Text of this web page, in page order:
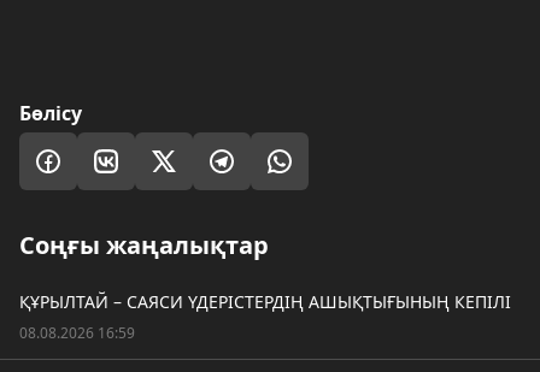
Бөлісу
Соңғы жаңалықтар
ҚҰРЫЛТАЙ – САЯСИ ҮДЕРІСТЕРДІҢ АШЫҚТЫҒЫНЫҢ КЕПІЛІ
08.08.2026 16:59